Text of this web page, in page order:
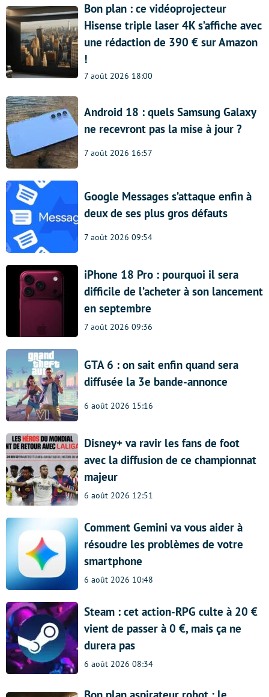
Bon plan : ce vidéoprojecteur
Hisense triple laser 4K s’affiche avec
une rédaction de 390 € sur Amazon
!
7 août 2026 18:00
Android 18 : quels Samsung Galaxy
ne recevront pas la mise à jour ?
7 août 2026 16:57
Google Messages s’attaque enfin à
deux de ses plus gros défauts
7 août 2026 09:54
iPhone 18 Pro : pourquoi il sera
difficile de l’acheter à son lancement
en septembre
7 août 2026 09:36
GTA 6 : on sait enfin quand sera
diffusée la 3e bande-annonce
6 août 2026 15:16
Disney+ va ravir les fans de foot
avec la diffusion de ce championnat
majeur
6 août 2026 12:51
Comment Gemini va vous aider à
résoudre les problèmes de votre
smartphone
6 août 2026 10:48
Steam : cet action-RPG culte à 20 €
vient de passer à 0 €, mais ça ne
durera pas
6 août 2026 08:34